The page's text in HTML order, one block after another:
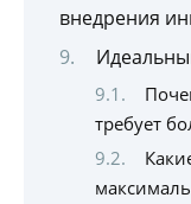
внедрения
требует